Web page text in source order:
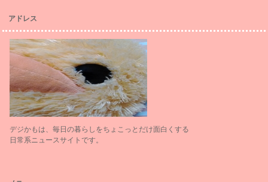
アドレス
デジかもは、毎日の暮らしをちょこっとだけ面白くする
日常系ニュースサイトです。